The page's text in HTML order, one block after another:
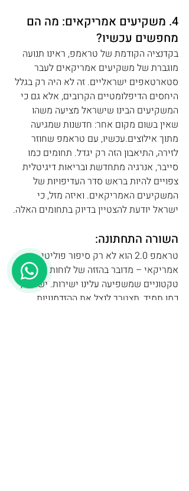
4. משקיעים אמריקאים: מה הם
מחפשים עכשיו?
בקדנציה הקודמת של טראמפ, ראינו תנועה
מוגברת של משקיעים אמריקאים לעבר
סטארטאפים ישראליים. זה לא היה רק בגלל
היחסים הדיפלומטיים הקרובים, אלא גם כי
המשקיעים הבינו שישראל מציעה משהו
שאין בשום מקום אחר: חדשנות שמגיעה
מתוך אילוצים.עכשיו, עם טראמפ שחוזר
לזירה, התיאבון הזה רק יגדל. תחומים כמו
סייבר, אנרגיה מתחדשת ובריאות דיגיטלית
צפויים להיות בראש סדר העדיפויות של
המשקיעים האמריקאים. ואיזה מזל, כי
ישראל יודעת להצטיין בדיוק בתחומים האלה.
השורה התחתונה:
טראמפ 2.0 הוא לא רק סיפור פוליטי
אמריקאי – מדובר בהזזה של לוחות
טקטוניים שמשפיעה עלינו ישירות. ישראל,
כמו תמיד, תצטרך לנצל את ההזדמנויות